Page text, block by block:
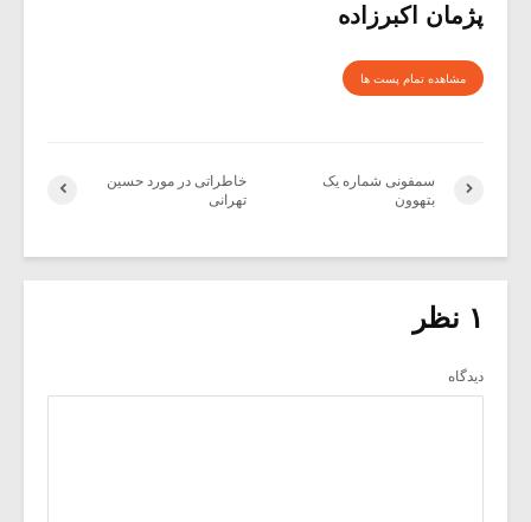
پژمان اکبرزاده
مشاهده تمام پست ها
خاطراتی در مورد حسین
تهرانی
سمفونی شماره یک
بتهوون
۱ نظر
دیدگاه